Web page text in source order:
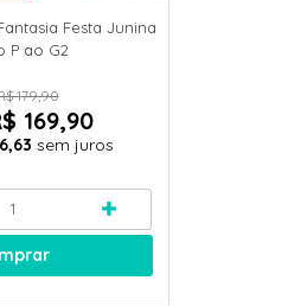
Festa Junina
P ao G2
179,90
169,90
sem juros